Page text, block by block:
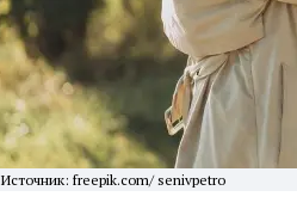
Источник: freepik.com/ senivpetro